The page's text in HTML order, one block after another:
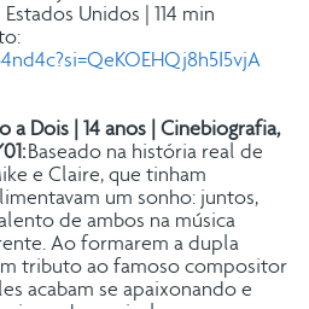
Unidos | 114 min
a Dois | 14 anos | Cinebiografia,
Baseado na história real de
e Claire, que tinham
um sonho: juntos,
de ambos na música
Ao formarem a dupla
tributo ao famoso compositor
acabam se apaixonando e